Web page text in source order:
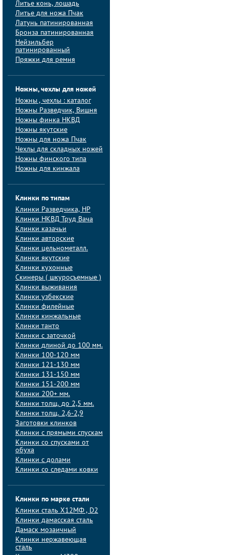
Литье конь, лошадь
Литье для ножа Пчак
Латунь патинированная
Бронза патинированная
Нейзильбер
патинированный
Пряжки для ремня
Ножны, чехлы для ножей
Ножны , чехлы : каталог
Ножны Разведчик, Вишня
Ножны финка НКВД
Ножны якутские
Ножны для ножа Пчак
Чехлы для складных ножей
Ножны финского типа
Ножны для кинжала
Клинки по типам
Клинки Pазведчика, НP
Клинки НКВД Труд Вача
Клинки казачьи
Клинки авторские
Клинки цельнометалл.
Клинки якутские
Клинки кухонные
Скинеры ( шкуросъемные )
Клинки выживания
Клинки узбекские
Клинки филейные
Клинки кинжальные
Клинки танто
Клинки с заточкой
Клинки длиной до 100 мм.
Клинки 100-120 мм
Клинки 121-130 мм
Клинки 131-150 мм
Клинки 151-200 мм
Клинки 200+ мм.
Клинки толщ. до 2,5 мм.
Клинки толщ. 2,6-2,9
Заготовки клинков
Клинки с прямыми спускам
Клинки со спусками от
обуха
Клинки с долами
Клинки со следами ковки
Клинки по марке стали
Клинки сталь Х12МФ , D2
Клинки дамасская сталь
Дамаск мозаичный
Клинки нержавеющая
сталь